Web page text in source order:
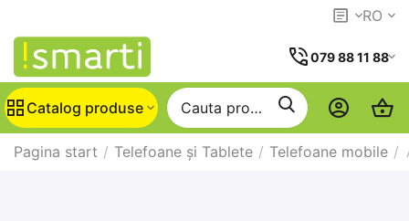
RO
079 88 11 88
Catalog produse
Pagina start / Telefoane și Tablete / Telefoane mobile /